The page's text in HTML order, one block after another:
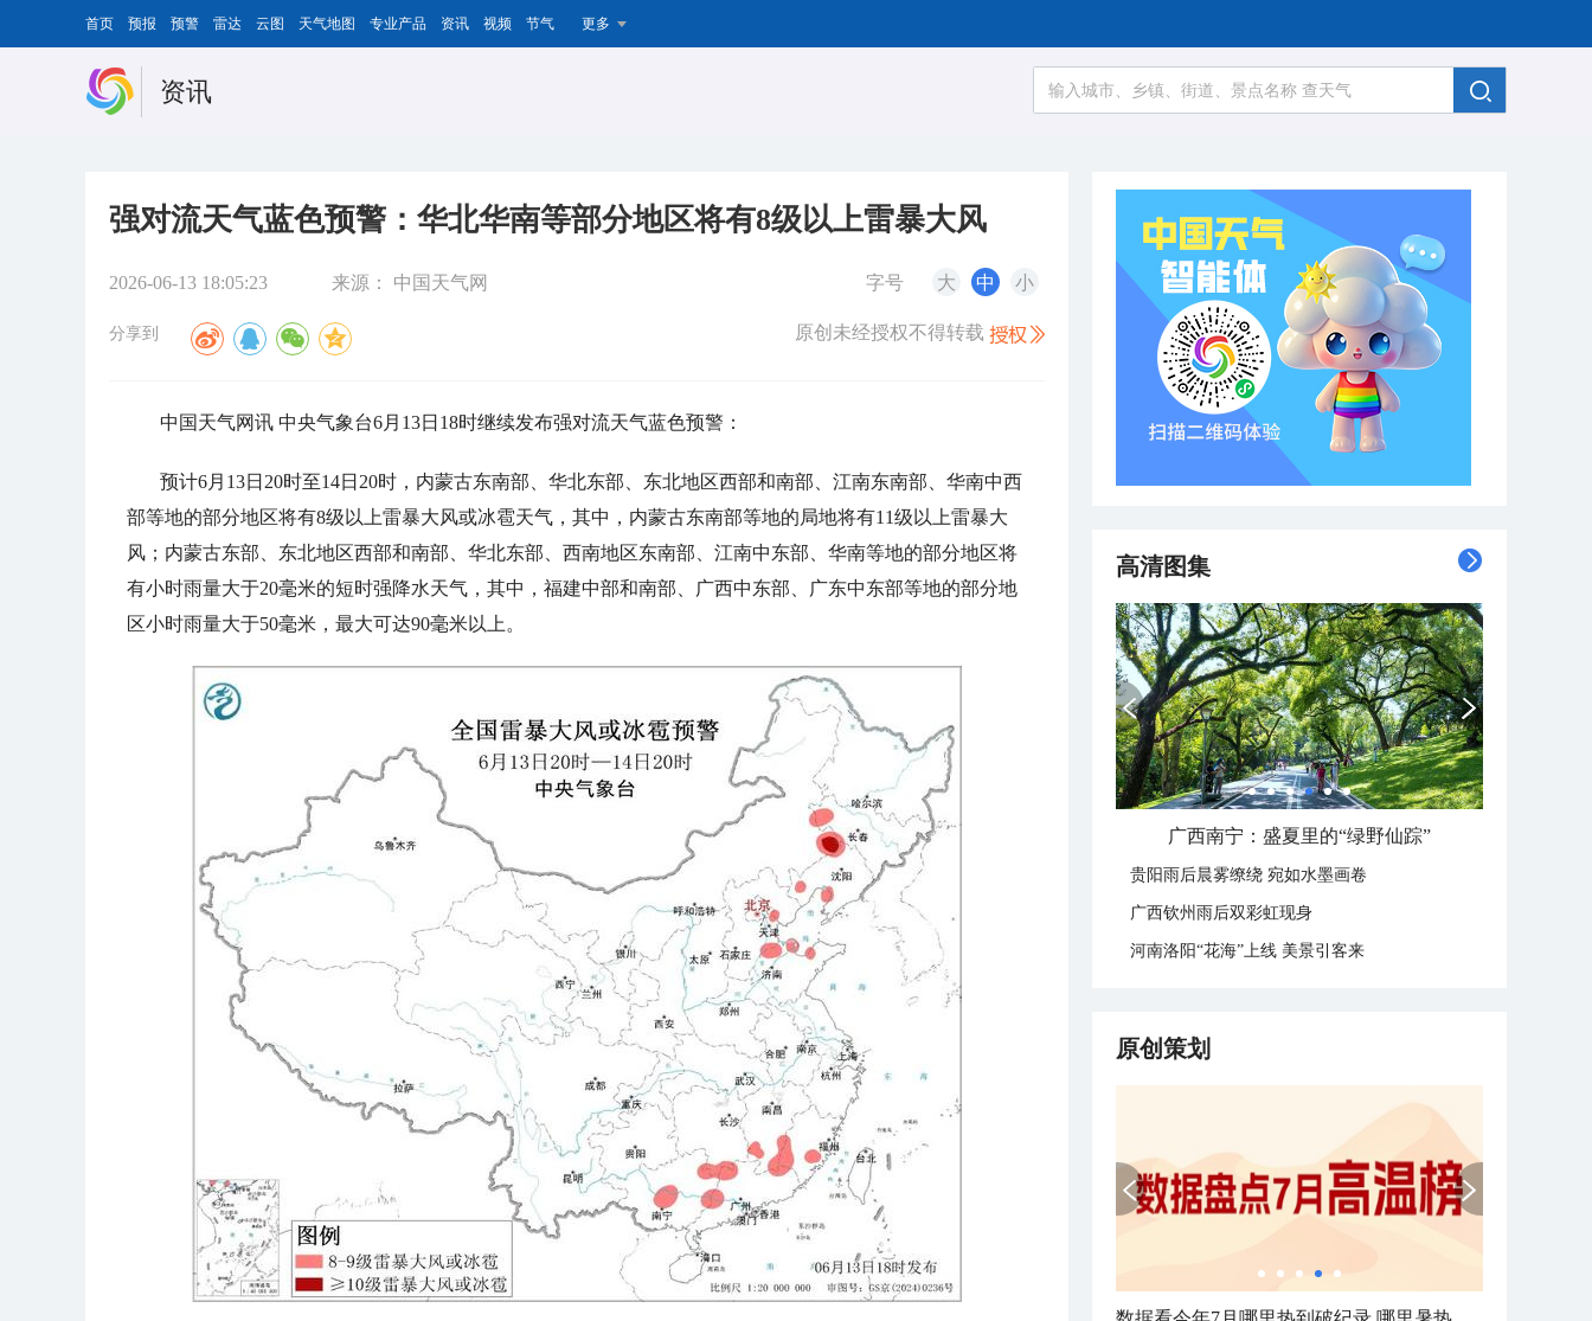
首页 预报 预警 雷达 云图 天气地图 专业产品 资讯 视频 节气 更多
资讯
强对流天气蓝色预警：华北华南等部分地区将有8级以上雷暴大风
2026-06-13 18:05:23 来源： 中国天气网 字号 大 中 小
分享到 原创未经授权不得转载
中国天气网讯 中央气象台6月13日18时继续发布强对流天气蓝色预警：
预计6月13日20时至14日20时，内蒙古东南部、华北东部、东北地区西部和南部、江南东南部、华南中西
部等地的部分地区将有8级以上雷暴大风或冰雹天气，其中，内蒙古东南部等地的局地将有11级以上雷暴大
风；内蒙古东部、东北地区西部和南部、华北东部、西南地区东南部、江南中东部、华南等地的部分地区将
有小时雨量大于20毫米的短时强降水天气，其中，福建中部和南部、广西中东部、广东中东部等地的部分地
区小时雨量大于50毫米，最大可达90毫米以上。
高清图集
广西南宁：盛夏里的“绿野仙踪”
贵阳雨后晨雾缭绕 宛如水墨画卷
广西钦州雨后双彩虹现身
河南洛阳“花海”上线 美景引客来
原创策划